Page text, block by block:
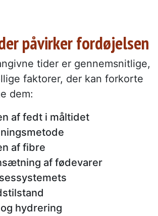
påvirker fordøjelsen
tider er gennemsnitlige,
faktorer, der kan forkorte
dem:
af fedt i måltidet
af fibre
af fødevarer
hydrering